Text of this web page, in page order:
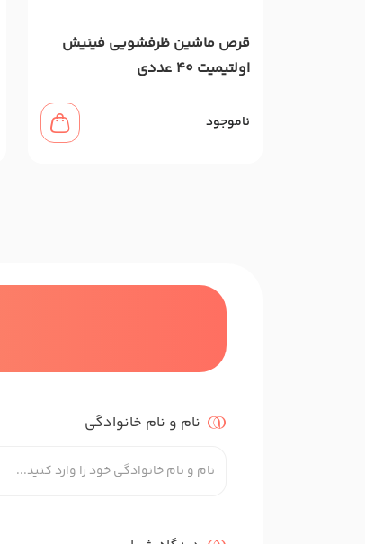
قرص ماشین ظرفشویی فینیش
اولتیمیت 40 عددی
ناموجود
نام و نام خانوادگی